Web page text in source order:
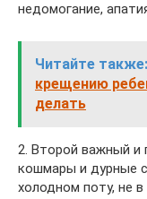
недомогание,
Читайте также:
крещению
делать
2. Второй важный и
кошмары и дурные
холодном поту, не